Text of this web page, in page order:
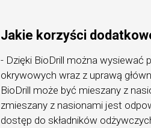
Jakie korzyści
- Dzięki BioDrill można wysiewać
okrywowych wraz z uprawą
BioDrill może być mieszany z
zmieszany z nasionami jest
dostęp do składników